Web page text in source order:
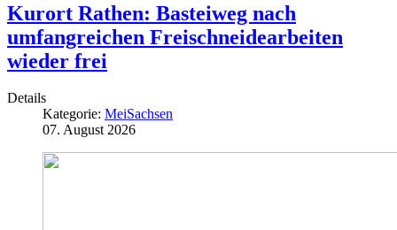
Kurort Rathen: Basteiweg nach
umfangreichen Freischneidearbeiten
wieder frei
Details
Kategorie: MeiSachsen
07. August 2026